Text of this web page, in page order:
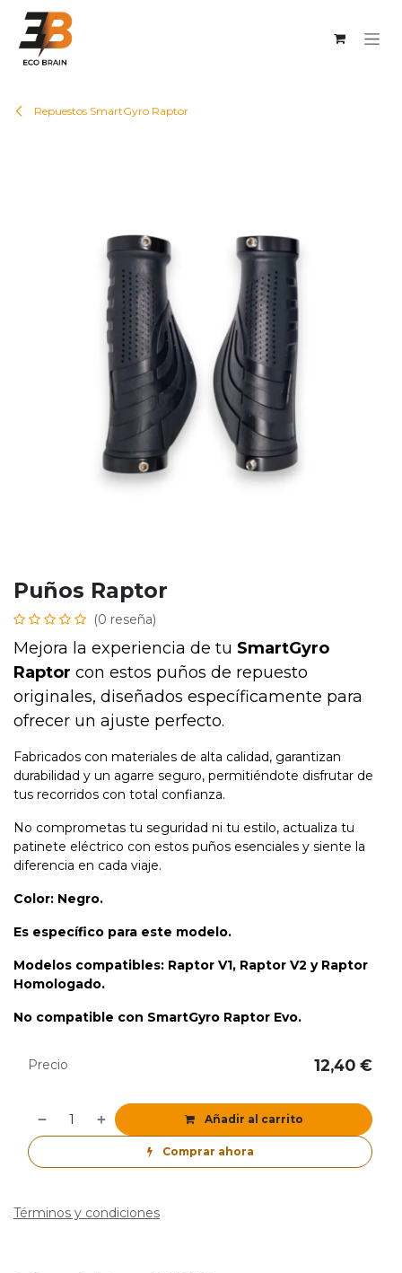
Repuestos SmartGyro Raptor
Puños Raptor
(0 reseña)
Mejora la experiencia de tu SmartGyro
Raptor con estos puños de repuesto
originales, diseñados específicamente para
ofrecer un ajuste perfecto.
Fabricados con materiales de alta calidad, garantizan
durabilidad y un agarre seguro, permitiéndote disfrutar de
tus recorridos con total confianza.
No comprometas tu seguridad ni tu estilo, actualiza tu
patinete eléctrico con estos puños esenciales y siente la
diferencia en cada viaje.
Color: Negro.
Es específico para este modelo.
Modelos compatibles: Raptor V1, Raptor V2 y Raptor
Homologado.
No compatible con SmartGyro Raptor Evo.
Añadir al carrito
Comprar ahora
Precio 12,40 €
Términos y condiciones